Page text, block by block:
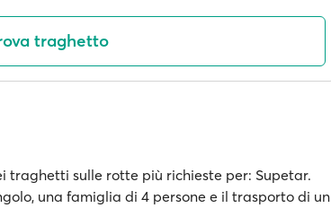
traghetto
traghetti sulle rotte più richieste per: Supetar.
una famiglia di 4 persone e il trasporto di un